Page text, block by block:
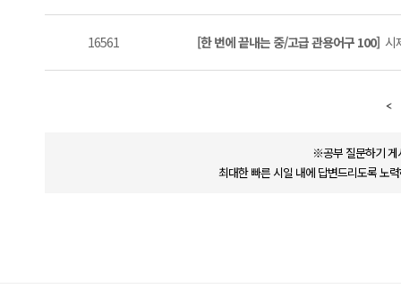
16561 [한 번에 끝내는 중/고급 관용어구 100] 시
※공부 질문하기 게
최대한 빠른 시일 내에 답변드리도록 노